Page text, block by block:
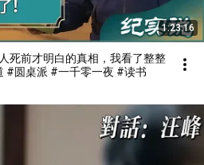
1:23:16
死前才明白的真相，我看了整整
5遍才看透！ #梁文道 #圆桌派 #一千零一夜 #读书